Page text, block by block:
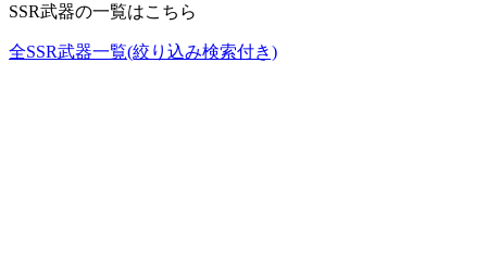
SSR武器の一覧はこちら
全SSR武器一覧(絞り込み検索付き)